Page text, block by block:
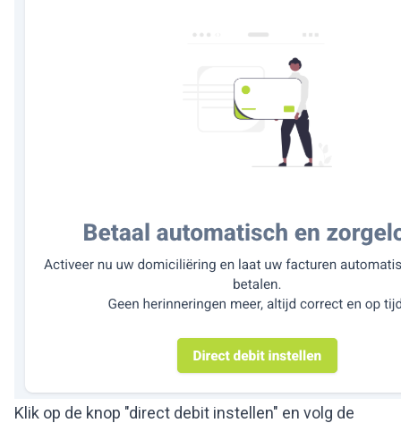
Klik op de knop "direct debit instellen" en volg de